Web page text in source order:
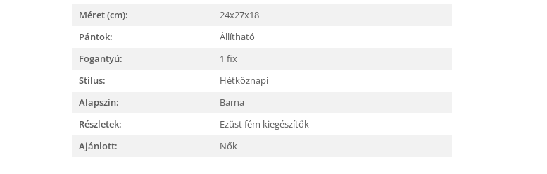
Méret (cm):
24x27x18
Pántok:
Állítható
Fogantyú:
1 fix
Stílus:
Hétköznapi
Alapszín:
Barna
Részletek:
Ezüst fém kiegészítők
Ajánlott:
Nők